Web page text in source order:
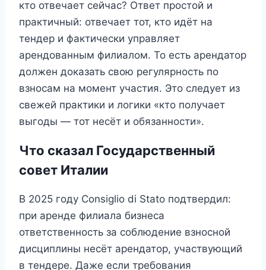
кто отвечает сейчас? Ответ простой и
практичный: отвечает тот, кто идёт на
тендер и фактически управляет
арендованным филиалом. То есть арендатор
должен доказать свою регулярность по
взносам на момент участия. Это следует из
свежей практики и логики «кто получает
выгоды — тот несёт и обязанности».
Что сказал Государственный
совет Италии
В 2025 году Consiglio di Stato подтвердил:
при аренде филиала бизнеса
ответственность за соблюдение взносной
дисциплины несёт арендатор, участвующий
в тендере. Даже если требования